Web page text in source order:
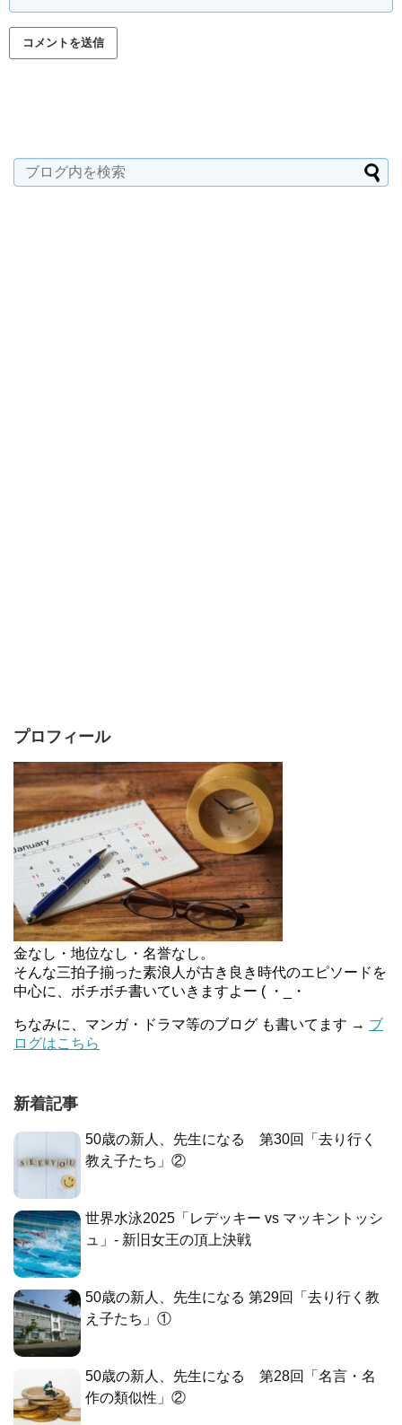
プロフィール
金なし・地位なし・名誉なし。
そんな三拍子揃った素浪人が古き良き時代のエピソードを
中心に、ボチボチ書いていきますよー ( ・_・
ちなみに、マンガ・ドラマ等のブログ も書いてます → ブ
ログはこちら
新着記事
50歳の新人、先生になる 第30回「去り行く
教え子たち」②
世界水泳2025「レデッキー vs マッキントッシ
ュ」- 新旧女王の頂上決戦
50歳の新人、先生になる 第29回「去り行く教
え子たち」①
50歳の新人、先生になる 第28回「名言・名
作の類似性」②